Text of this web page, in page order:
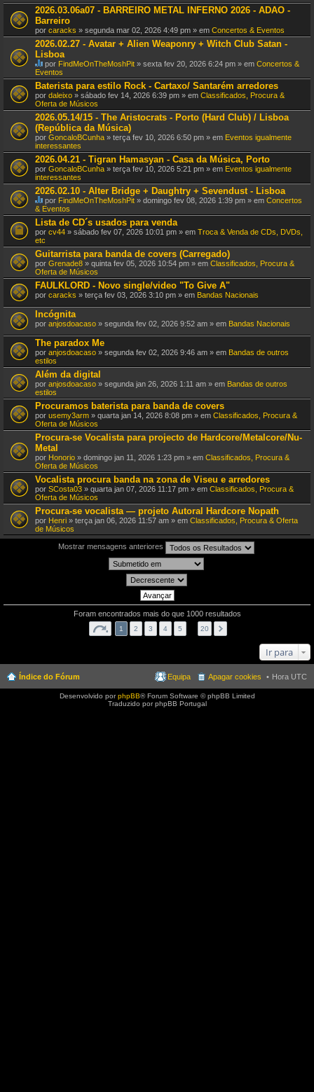
e
x
(
s
)
2026.03.06a07 - BARREIRO METAL INFERNO 2026 - ADAO -
Barreiro
por caracks » segunda mar 02, 2026 4:49 pm » em Concertos & Eventos
2026.02.27 - Avatar + Alien Weaponry + Witch Club Satan -
Lisboa
E
s
t
e
T
ó
p
i
c
o
t
e
m
u
m
a
v
o
t
a
ç
ã
o
.
por FindMeOnTheMoshPit » sexta fev 20, 2026 6:24 pm » em Concertos &
Eventos
Baterista para estilo Rock - Cartaxo/ Santarém arredores
por daleixo » sábado fev 14, 2026 6:39 pm » em Classificados, Procura &
Oferta de Músicos
2026.05.14/15 - The Aristocrats - Porto (Hard Club) / Lisboa
(República da Música)
por GoncaloBCunha » terça fev 10, 2026 6:50 pm » em Eventos igualmente
interessantes
2026.04.21 - Tigran Hamasyan - Casa da Música, Porto
por GoncaloBCunha » terça fev 10, 2026 5:21 pm » em Eventos igualmente
interessantes
2026.02.10 - Alter Bridge + Daughtry + Sevendust - Lisboa
E
s
t
e
T
ó
p
i
c
o
e
m
u
m
a
v
o
t
a
ç
ã
o
.
por FindMeOnTheMoshPit » domingo fev 08, 2026 1:39 pm » em Concertos
& Eventos
Lista de CD´s usados para venda
por cv44 » sábado fev 07, 2026 10:01 pm » em Troca & Venda de CDs, DVDs,
etc
Guitarrista para banda de covers (Carregado)
por Grenade8 » quinta fev 05, 2026 10:54 pm » em Classificados, Procura &
Oferta de Músicos
FAULKLORD - Novo single/video "To Give A"
por caracks » terça fev 03, 2026 3:10 pm » em Bandas Nacionais
Incógnita
por anjosdoacaso » segunda fev 02, 2026 9:52 am » em Bandas Nacionais
The paradox Me
por anjosdoacaso » segunda fev 02, 2026 9:46 am » em Bandas de outros
estilos
Além da digital
por anjosdoacaso » segunda jan 26, 2026 1:11 am » em Bandas de outros
estilos
Procuramos baterista para banda de covers
por usemy3arm » quarta jan 14, 2026 8:08 pm » em Classificados, Procura &
Oferta de Músicos
Procura-se Vocalista para projecto de Hardcore/Metalcore/Nu-
Metal
por Honorio » domingo jan 11, 2026 1:23 pm » em Classificados, Procura &
Oferta de Músicos
Vocalista procura banda na zona de Viseu e arredores
por SCosta03 » quarta jan 07, 2026 11:17 pm » em Classificados, Procura &
Oferta de Músicos
Procura-se vocalista — projeto Autoral Hardcore Nopath
por Henri » terça jan 06, 2026 11:57 am » em Classificados, Procura & Oferta
de Músicos
Mostrar mensagens anteriores
Foram encontrados mais do que 1000 resultados
1 2 3 4 5 20
Ir para
Índice do Fórum Hora UTC
Apagar cookies
Equipa
Desenvolvido porphpBB® Forum Software © phpBB Limited
Traduzido por phpBB Portugal